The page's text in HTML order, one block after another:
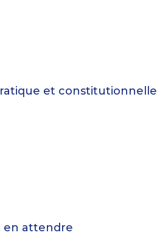
et constitutionnelle
en attendre